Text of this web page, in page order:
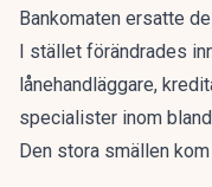
Bankomaten ersatte
I stället förändrades
lånehandläggare,
specialister inom
Den stora smällen